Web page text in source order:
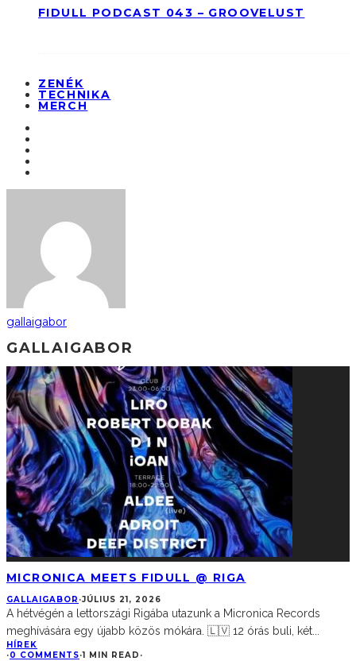
FIDULL PODCAST 043 – GROOVELUST
ZENÉK
TECHNIKA
MERCH
gallaigabor
GALLAIGABOR
MICRONICA MEETS FIDULL @ RIGA
GALLAIGABOR ·JÚLIUS 21, 2026
A hétvégén a lettországi Rigába utazunk a Micronica Records
meghívására egy újabb közös mókára. 🇱🇻 12 órás buli, két
HÍREK
·0 COMMENTS·1 MIN READ ·